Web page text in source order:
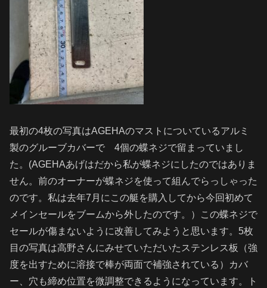
最初の4枚の写真はAGEHAのマストについているアルミ
製のグルーブカバーで 4個の蝶ネジで留まっていまし
た。(AGEHAあげはだから私が蝶ネジにしたのではありま
せん。前のオーナーが蝶ネジを使って組んでらっしゃった
のです。私は去年7月にこの艇を購入してから今回初めて
メインセールをブームから外したのです。）この蝶ネジで
セールが傷まないように改善してみようと思います。5枚
目の写真は高野さんにみせていただいたステンレス板（強
度を出すために溶接で棒が両面で補強されている）カバ
ー、穴も締め位置を微調整できるようになっています。ト